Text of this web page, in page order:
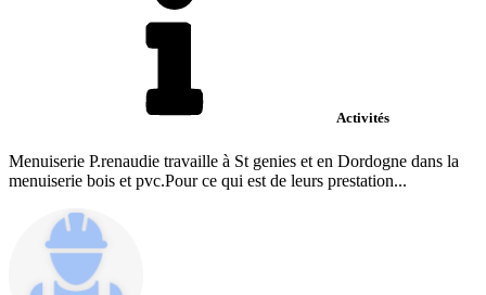
Activités
Menuiserie P.renaudie travaille à St genies et en Dordogne dans la
menuiserie bois et pvc.Pour ce qui est de leurs prestation...